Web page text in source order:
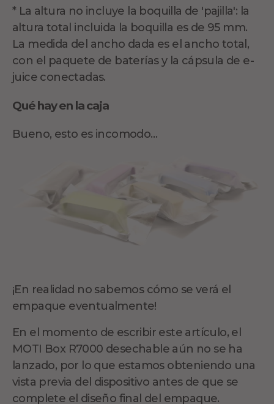
* La altura no incluye la boquilla de 'pajilla': la
altura total incluida la boquilla es de 95 mm.
La medida del ancho dada es el ancho total,
con el paquete de baterías y la cápsula de e-
juice conectadas.
Qué hay en la caja
Bueno, esto es incomodo…
¡En realidad no sabemos cómo se verá el
empaque eventualmente!
En el momento de escribir este artículo, el
MOTI Box R7000 desechable aún no se ha
lanzado, por lo que estamos obteniendo una
vista previa del dispositivo antes de que se
complete el diseño final del empaque.